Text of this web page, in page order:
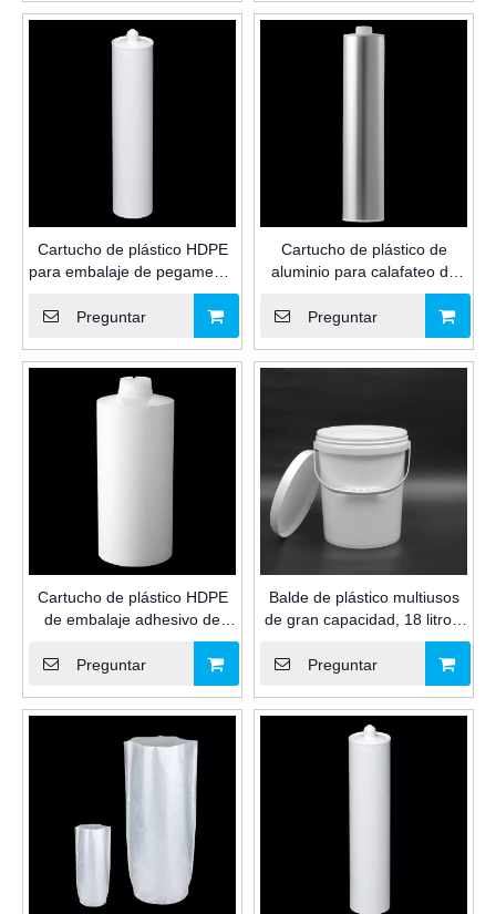
sellador y adhesivo de
silicona/MS/PU para uso
ml para envases de sellador
de silicona/MS/PU para la
Cartucho de plástico HDPE
para embalaje de pegamento
de vidrio resistente al agua y
resistente a productos
químicos de grado industrial
de 10,5 oz para sellador y
calafateo adhesivo de
silicona/MS/PU
Preguntar
Cartucho de plástico de
aluminio para calafateo de
pegamento de vidrio
resistente a productos
químicos de uso industrial de
300 ml para selladores y
Preguntar
Cartucho de plástico HDPE
de embalaje adhesivo de
vidrio de uso múltiple de gran
capacidad de 2600 ml para
sellador de silicona/MS/PU
para la industria de la
Preguntar
Balde de plástico multiusos
de gran capacidad, 18 litros,
impreso a medida, para
sellador y adhesivo de
silicona/MS/PU para uso
industrial
Preguntar